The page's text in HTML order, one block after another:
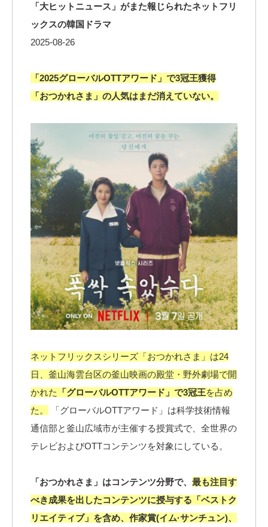
「大ヒットニュース」がまた報じられたネットフリ
ックスの韓国ドラマ
2025-08-26
「2025グローバルOTTアワード」で3冠王獲得
「おつかれさま」の人気はまだ消えていない。
ネットフリックスシリーズ「おつかれさま」は24
日、釜山海雲台区の釜山映画の殿堂・野外劇場で開
かれた
「グローバルOTTアワード」で3冠王を占め
た。
「グローバルOTTアワード」は科学技術情報
通信部と釜山広域市が主催する授賞式で、全世界の
テレビおよびOTTコンテンツを対象にしている。
「おつかれさま」はコンテンツ分野で、 最も注目す
べき成果を出したコンテンツに授与する「ベストク
リエイティブ」を含め、作家賞(イム·サンチュン)、